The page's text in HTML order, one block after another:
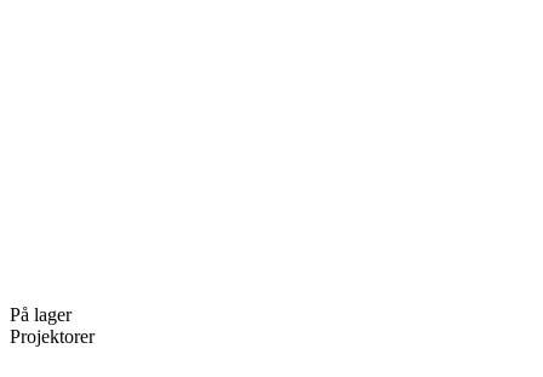
På lager
Projektorer